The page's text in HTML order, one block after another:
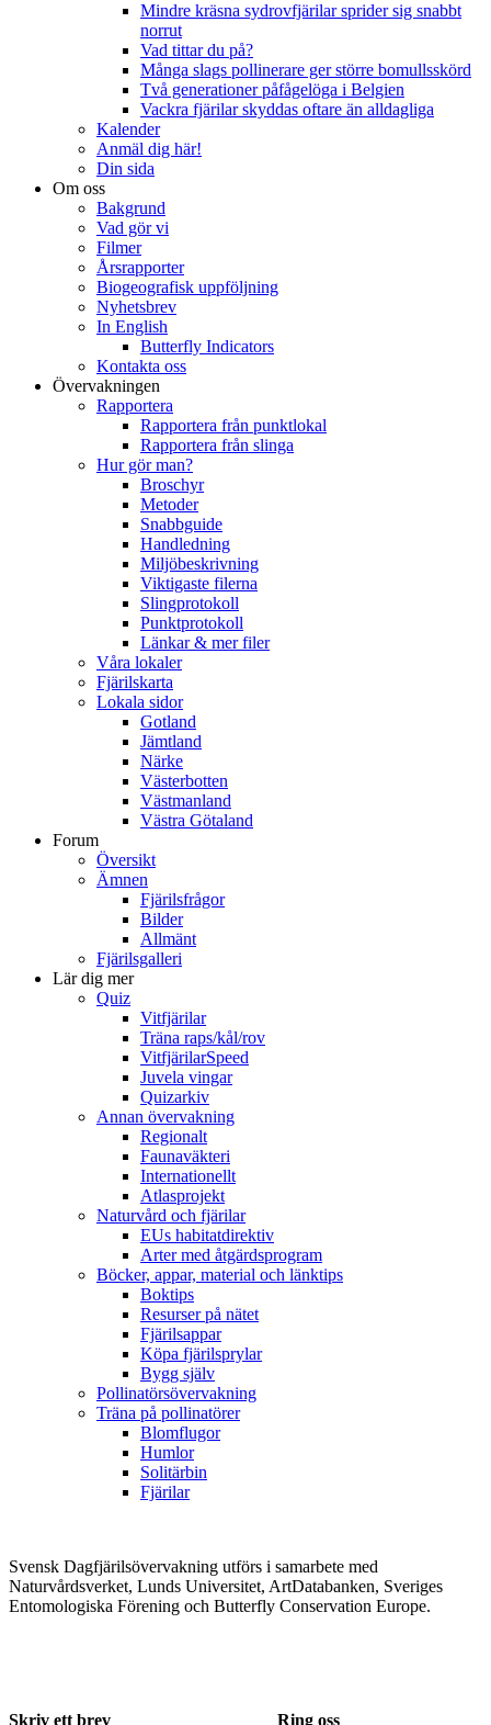
Mindre kräsna sydrovfjärilar sprider sig snabbt
norrut
Vad tittar du på?
Många slags pollinerare ger större bomullsskörd
Två generationer påfågelöga i Belgien
Vackra fjärilar skyddas oftare än alldagliga
Kalender
Anmäl dig här!
Din sida
Om oss
Bakgrund
Vad gör vi
Filmer
Årsrapporter
Biogeografisk uppföljning
Nyhetsbrev
In English
Butterfly Indicators
Kontakta oss
Övervakningen
Rapportera
Rapportera från punktlokal
Rapportera från slinga
Hur gör man?
Broschyr
Metoder
Snabbguide
Handledning
Miljöbeskrivning
Viktigaste filerna
Slingprotokoll
Punktprotokoll
Länkar & mer filer
Våra lokaler
Fjärilskarta
Lokala sidor
Gotland
Jämtland
Närke
Västerbotten
Västmanland
Västra Götaland
Forum
Översikt
Ämnen
Fjärilsfrågor
Bilder
Allmänt
Fjärilsgalleri
Lär dig mer
Quiz
Vitfjärilar
Träna raps/kål/rov
VitfjärilarSpeed
Juvela vingar
Quizarkiv
Annan övervakning
Regionalt
Faunaväkteri
Internationellt
Atlasprojekt
Naturvård och fjärilar
EUs habitatdirektiv
Arter med åtgärdsprogram
Böcker, appar, material och länktips
Boktips
Resurser på nätet
Fjärilsappar
Köpa fjärilsprylar
Bygg själv
Pollinatörsövervakning
Träna på pollinatörer
Blomflugor
Humlor
Solitärbin
Fjärilar
Svensk Dagfjärilsövervakning utförs i samarbete med
Naturvårdsverket, Lunds Universitet, ArtDatabanken, Sveriges
Entomologiska Förening och Butterfly Conservation Europe.
Skriv ett brev Ring oss